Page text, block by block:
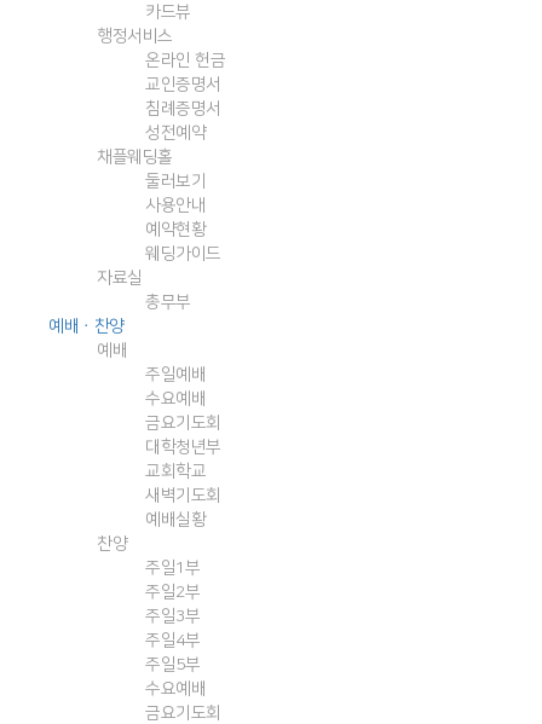
카드뷰
행정서비스
온라인 헌금
교인증명서
침례증명서
성전예약
채플웨딩홀
둘러보기
사용안내
예약현황
웨딩가이드
자료실
총무부
예배ㆍ찬양
예배
주일예배
수요예배
금요기도회
대학청년부
교회학교
새벽기도회
예배실황
찬양
주일1부
주일2부
주일3부
주일4부
주일5부
수요예배
금요기도회